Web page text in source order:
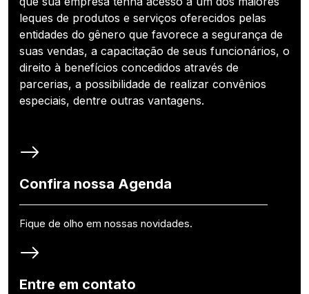
leques de produtos e serviços oferecidos pelas
entidades do gênero que favorece a segurança de
suas vendas, a capacitação de seus funcionários, o
direito à benefícios concedidos através de
parcerias, a possibilidade de realizar convênios
especiais, dentre outras vantagens.
Confira nossa Agenda
Fique de olho em nossas novidades.
Entre em contato